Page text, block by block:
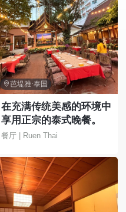
芭堤雅·泰国
在充满传统美感的环境中
享用正宗的泰式晚餐。
餐厅 | Ruen Thai